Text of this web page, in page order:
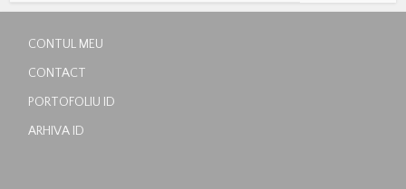
CONTUL MEU
CONTACT
PORTOFOLIU ID
ARHIVA ID